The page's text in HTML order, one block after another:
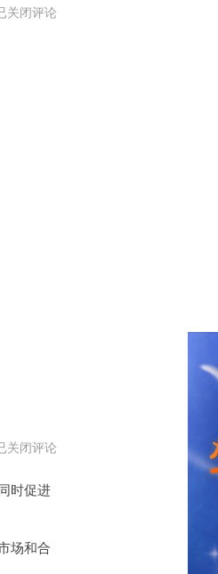
关闭评论
关闭评论
时促进
场和合